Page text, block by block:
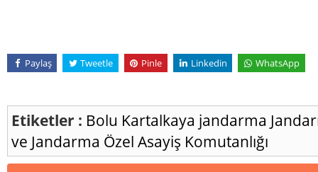
Paylaş Tweetle Pinle Linkedin WhatsApp
Etiketler : Bolu Kartalkaya jandarma
ve Jandarma Özel Asayiş Komutanlığı